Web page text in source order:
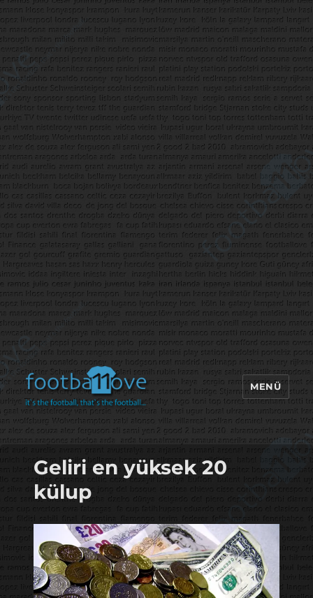
footbaLLove
MENÜ
Geliri en yüksek 20
külup